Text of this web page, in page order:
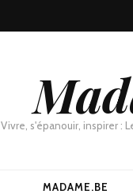
Vivre, s'épanouir, inspirer :
MADAME.BE